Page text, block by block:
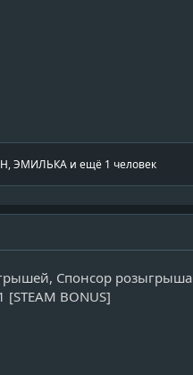
,ЭМИЛЬКА и ещё 1 человек
Спонсор розыгрыша
BONUS]